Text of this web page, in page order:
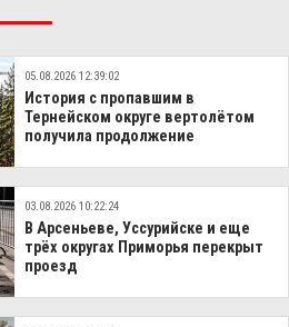
05.08.2026 12:39:02
История с пропавшим в
Тернейском округе вертолётом
получила продолжение
03.08.2026 10:22:24
В Арсеньеве, Уссурийске и еще
трёх округах Приморья перекрыт
проезд